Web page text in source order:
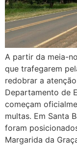
A partir da meia-
que trafegarem
redobrar a
Departamento de
começam
multas. Em Santa
foram
Margarida da